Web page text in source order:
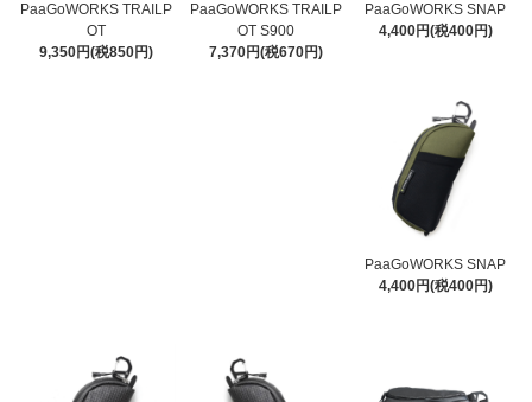
PaaGoWORKS TRAILP
OT
9,350円(税850円)
PaaGoWORKS TRAILP
OT S900
7,370円(税670円)
PaaGoWORKS SNAP
4,400円(税400円)
PaaGoWORKS SNAP
4,400円(税400円)